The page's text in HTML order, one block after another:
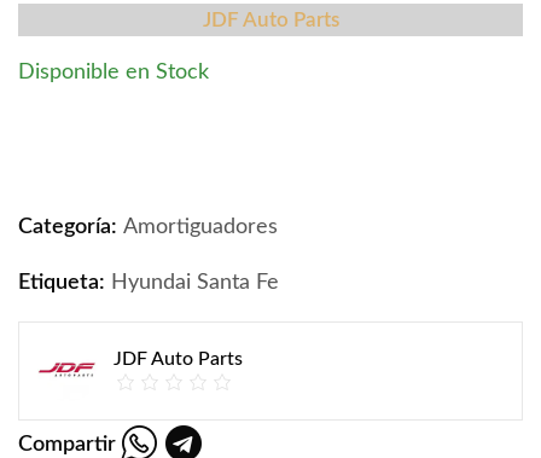
JDF Auto Parts
Disponible en Stock
Categoría: Amortiguadores
Etiqueta: Hyundai Santa Fe
JDF Auto Parts
Compartir